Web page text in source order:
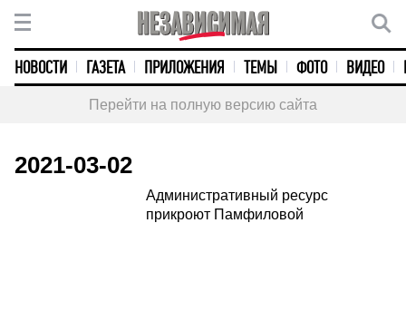
НОВОСТИ ГАЗЕТА ПРИЛОЖЕНИЯ ТЕМЫ ФОТО ВИДЕО
Перейти на полную версию сайта
2021-03-02
Административный ресурс
прикроют Памфиловой